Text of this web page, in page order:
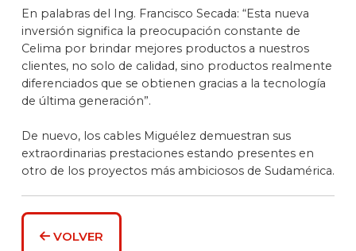
En palabras del Ing. Francisco Secada: “Esta nueva
inversión significa la preocupación constante de
Celima por brindar mejores productos a nuestros
clientes, no solo de calidad, sino productos realmente
diferenciados que se obtienen gracias a la tecnología
de última generación”.
De nuevo, los cables Miguélez demuestran sus
extraordinarias prestaciones estando presentes en
otro de los proyectos más ambiciosos de Sudamérica.
VOLVER